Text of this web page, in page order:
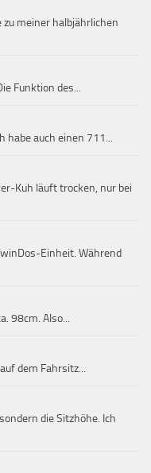
meiner halbjährlichen
Funktion des...
habe auch einen 711...
Kuh läuft trocken, nur bei
Einheit. Während
98cm. Also...
dem Fahrsitz...
die Sitzhöhe. Ich